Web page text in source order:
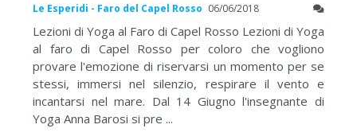
Le Esperidi - Faro del Capel Rosso 06/06/2018
Lezioni di Yoga al Faro di Capel Rosso Lezioni di Yoga
al faro di Capel Rosso per coloro che vogliono
provare l'emozione di riservarsi un momento per se
stessi, immersi nel silenzio, respirare il vento e
incantarsi nel mare. Dal 14 Giugno l'insegnante di
Yoga Anna Barosi si pre ...